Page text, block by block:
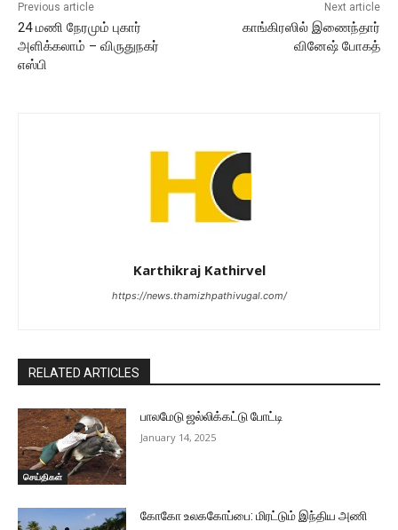
Previous article
24 மணி நேரமும் புகார்
அளிக்கலாம் – விருதுநகர்
எஸ்பி
Next article
காங்கிரஸில் இணைந்தார்
வினேஷ் போகத்
Karthikraj Kathirvel
https://news.thamizhpathivugal.com/
RELATED ARTICLES
செய்திகள்
பாலமேடு ஜல்லிக்கட்டு போட்டி
January 14, 2025
கோகோ உலககோப்பை: மிரட்டும் இந்திய அணி